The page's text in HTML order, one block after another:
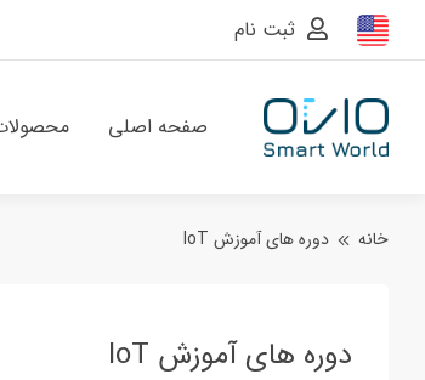
ثبت نام
صفحه اصلی
خانه دوره های آموزش IoT
دوره های آموزش IoT